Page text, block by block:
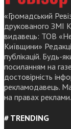
«Громадський
друкованого ЗМІ
видавець: ТОВ
Київщини»
публікацій. Будь-
посиланням на
достовірність
рекламодавець.
на правах реклами.
# TRENDING